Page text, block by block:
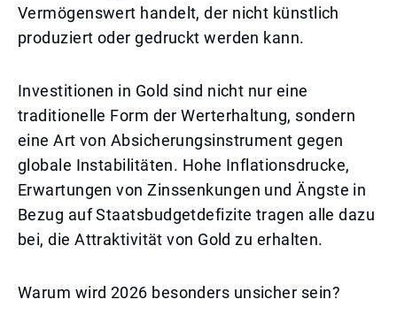
Vermögenswert handelt, der nicht künstlich
produziert oder gedruckt werden kann.
Investitionen in Gold sind nicht nur eine
traditionelle Form der Werterhaltung, sondern
eine Art von Absicherungsinstrument gegen
globale Instabilitäten. Hohe Inflationsdrucke,
Erwartungen von Zinssenkungen und Ängste in
Bezug auf Staatsbudgetdefizite tragen alle dazu
bei, die Attraktivität von Gold zu erhalten.
Warum wird 2026 besonders unsicher sein?